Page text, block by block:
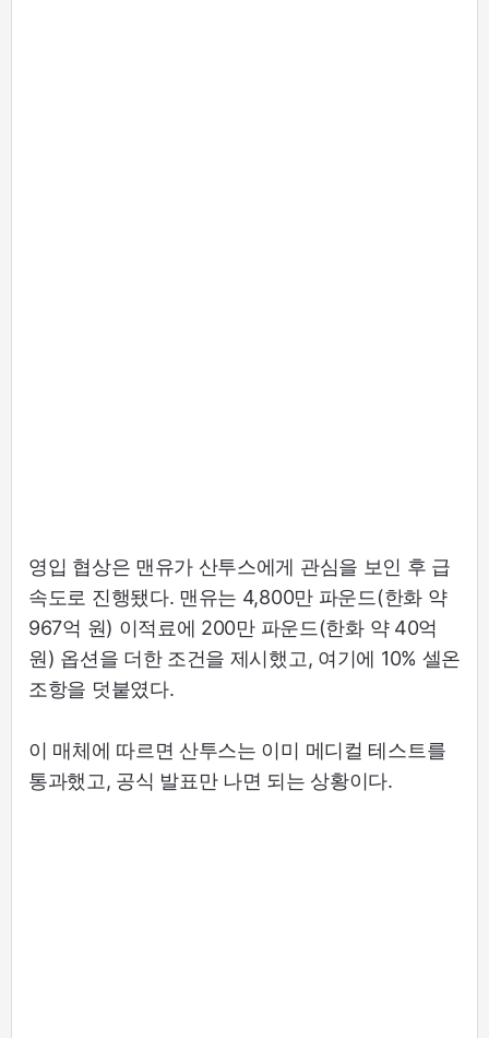
영입 협상은 맨유가 산투스에게 관심을 보인 후 급
속도로 진행됐다. 맨유는 4,800만 파운드(한화 약
967억 원) 이적료에 200만 파운드(한화 약 40억
원) 옵션을 더한 조건을 제시했고, 여기에 10% 셀온
조항을 덧붙였다.
이 매체에 따르면 산투스는 이미 메디컬 테스트를
통과했고, 공식 발표만 나면 되는 상황이다.